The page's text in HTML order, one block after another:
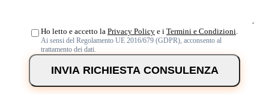
Ho letto e accetto la Privacy Policy e i Termini e Condizioni.
Ai sensi del Regolamento UE 2016/679 (GDPR), acconsento al
trattamento dei dati.
INVIA RICHIESTA CONSULENZA